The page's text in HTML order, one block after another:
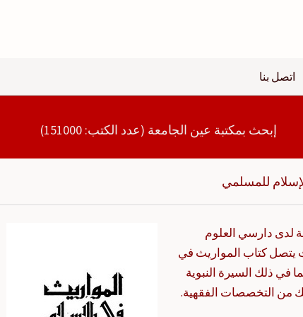
اتصل بنا
إبحث بمكتبة عين الجامعة (عدد الكتب: 151000)
للمسلمي
لدى دارسي العلوم
يتصل كتاب المواريث في
في ذلك السيرة النبوية
من التخصصات الفقهية.